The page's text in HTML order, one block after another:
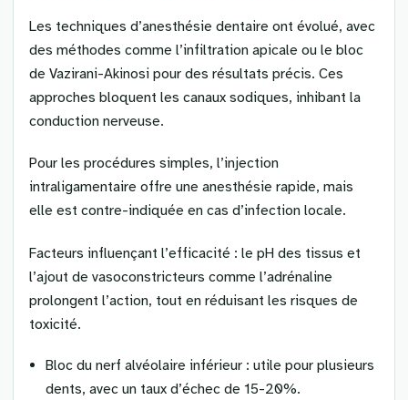
Les techniques d’anesthésie dentaire ont évolué, avec
des méthodes comme l’infiltration apicale ou le bloc
de Vazirani-Akinosi pour des résultats précis. Ces
approches bloquent les canaux sodiques, inhibant la
conduction nerveuse.
Pour les procédures simples, l’injection
intraligamentaire offre une anesthésie rapide, mais
elle est contre-indiquée en cas d’infection locale.
Facteurs influençant l’efficacité : le pH des tissus et
l’ajout de vasoconstricteurs comme l’adrénaline
prolongent l’action, tout en réduisant les risques de
toxicité.
Bloc du nerf alvéolaire inférieur : utile pour plusieurs
dents, avec un taux d’échec de 15-20%.